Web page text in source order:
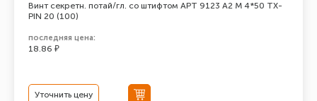
Винт секретн. потай/гл. со штифтом АРТ 9123 А2 M 4*50 TX-
PIN 20 (100)
последняя цена:
18.86 ₽
Уточнить цену